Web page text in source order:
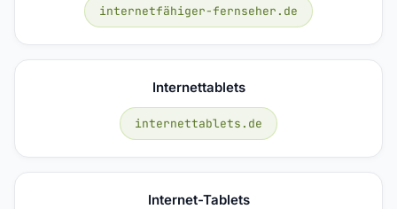
internetfähiger-fernseher.de
Internettablets
internettablets.de
Internet-Tablets